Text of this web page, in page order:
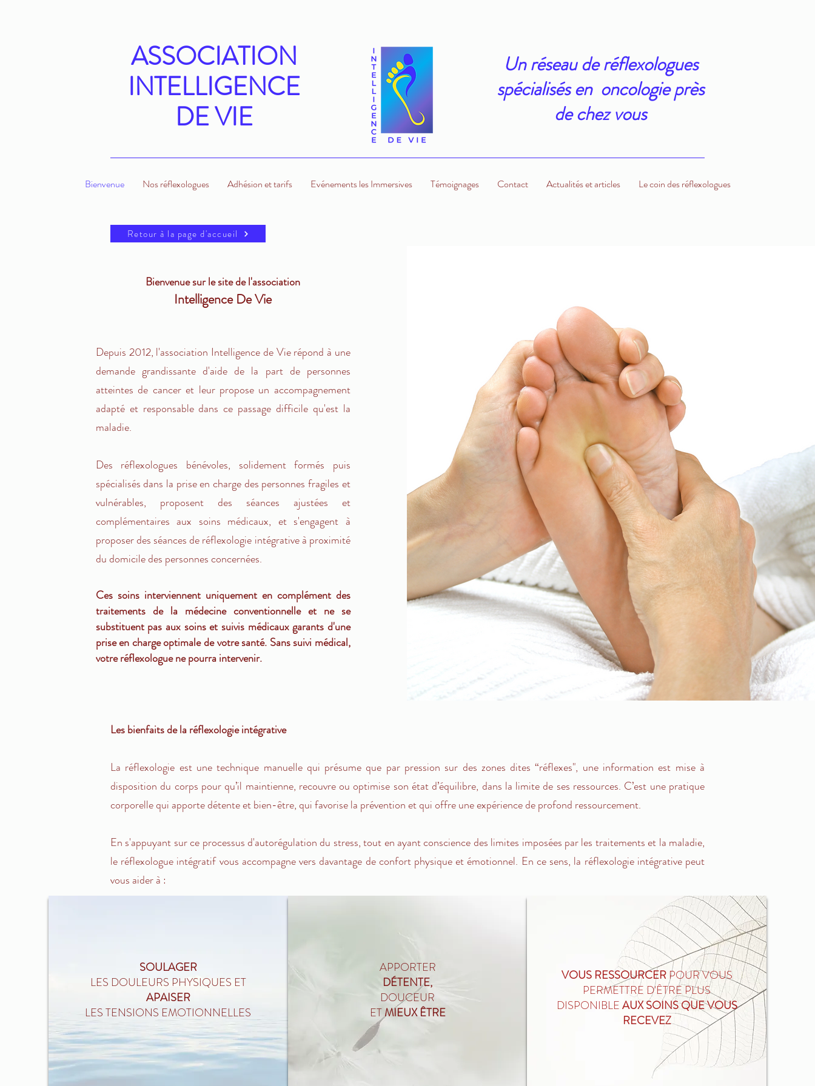
ASSOCIATION
INTELLIGENCE
DE VIE
Un réseau de réflexologues
spécialisés en oncologie près
de chez vous
Bienvenue Nos réflexologues Adhésion et tarifs Evénements les Immersives Témoignages Contact Actualités et articles Le coin des réflexologues
Retour à la page d'accueil
Bienvenue sur le site de l'association
Intelligence De Vie
Depuis 2012, l'association Intelligence de Vie répond à une
demande grandissante d'aide de la part de personnes
atteintes de cancer et leur propose un accompagnement
adapté et responsable dans ce passage difficile qu'est la
maladie.
Des réflexologues bénévoles, solidement formés puis
spécialisés dans la prise en charge des personnes fragiles et
vulnérables, proposent des séances ajustées et
complémentaires aux soins médicaux, et s'engagent à
proposer des séances de réflexologie intégrative à proximité
du domicile des personnes concernées.
​Ces soins interviennent uniquement en complément des
traitements de la médecine conventionnelle et ne se
substituent pas aux soins et suivis médicaux garants d'une
prise en charge optimale de votre santé. Sans suivi médical,
votre réflexologue ne pourra intervenir.
SOULAGER
LES DOULEURS PHYSIQUES ET
APAISER
LES TENSIONS EMOTIONNELLES
APPORTER
DÉTENTE,
DOUCEUR
ETMIEUX ÊTRE
VOUS RESSOURCERPOUR VOUS
PERMETTRE D'ÊTRE PLUS
DISPONIBLEAUX SOINS QUE VOUS
RECEVEZ
Les bienfaits de la réflexologie intégrative
La réflexologie est une technique manuelle qui présume que par pression sur des zones dites “réflexes", une information est mise à
disposition du corps pour qu’il maintienne, recouvre ou optimise son état d’équilibre, dans la limite de ses ressources. C’est une pratique
corporelle qui apporte détente et bien-être, qui favorise la prévention et qui offre une expérience de profond ressourcement.
En s'appuyant sur ce processus d'autorégulation du stress, tout en ayant conscience des limites imposées par les traitements et la maladie,
le réflexologue intégratif vous accompagne vers davantage de confort physique et émotionnel. En ce sens, la réflexologie intégrative peut
vous aider à :